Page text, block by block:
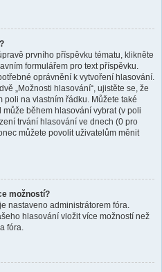
prvního příspěvku tématu, klikněte
formulářem pro text příspěvku.
oprávnění k vytvoření hlasování.
„Možnosti hlasování“, ujistěte se, že
poli na vlastním řádku. Můžete také
během hlasování vybrat (v poli
trvání hlasování ve dnech (0 pro
můžete povolit uživatelům měnit
možností?
nastaveno administrátorem fóra.
hlasování vložit více možností než
fóra.